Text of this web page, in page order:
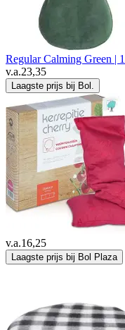
Regular Calming Green |
v.a.23,35
Laagste prijs bij Bol.
v.a.16,25
Laagste prijs bij Bol Plaza